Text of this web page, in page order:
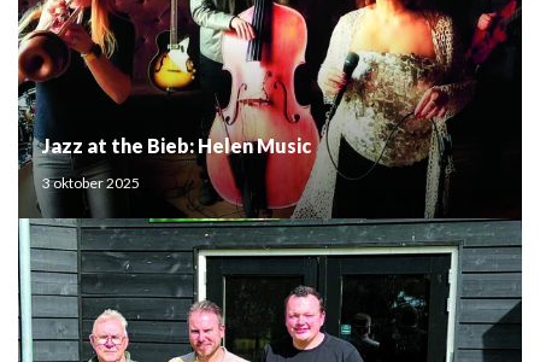
Jazz at the Bieb: Helen Music
3 oktober 2025